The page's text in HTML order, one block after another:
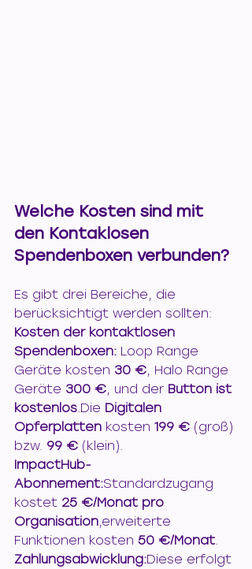
Welche Kosten sind mit
den Kontaklosen
Spendenboxen verbunden?
Es gibt drei Bereiche, die
berücksichtigt werden sollten:
Kosten der kontaktlosen
Spendenboxen: Loop Range
Geräte kosten 30 € , Halo Range
Geräte 300 € , und der Button ist
kostenlos .Die Digitalen
Opferplatten kosten 199 € (groß)
bzw. 99 € (klein).
ImpactHub-
Abonnement:Standardzugang
kostet 25 €/Monat pro
Organisation ,erweiterte
Funktionen kosten 50 €/Monat
Zahlungsabwicklung:Diese erfolgt